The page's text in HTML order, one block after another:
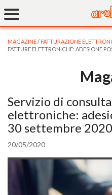
MAGAZINE/ FATTURAZIONE
FATTURE ELETTRONICHE: ADESIONE
Servizio di
elettroniche:
30 settembre 2020
20/05/2020